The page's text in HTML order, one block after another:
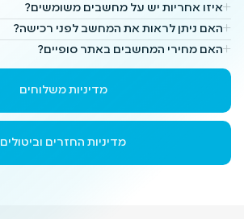
מדיניות משלוחים
מדיניות החזרים וביטולים
איזו אחריות יש על מחשבים משומשים?
האם ניתן לראות את המחשב לפני רכישה?
האם מחירי המחשבים באתר סופיים?